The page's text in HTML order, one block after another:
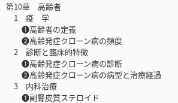
第10章 高齢者
1 疫 学
❶高齢者の定義
❷高齢発症クローン病の頻度
2 診断と臨床的特徴
❶高齢発症クローン病の診断
❷高齢発症クローン病の病型と治療経過
3 内科治療
❶副腎皮質ステロイド